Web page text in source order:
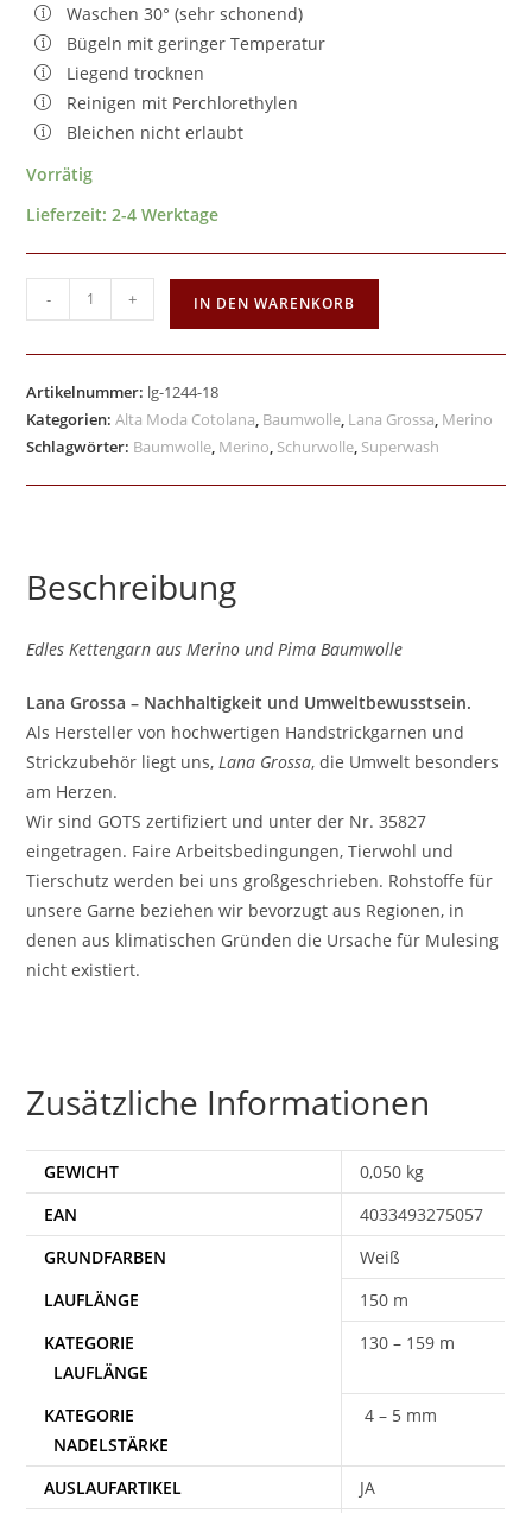
Waschen 30° (sehr schonend)
Bügeln mit geringer Temperatur
Liegend trocknen
Reinigen mit Perchlorethylen
Bleichen nicht erlaubt
Vorrätig
Lieferzeit:2-4 Werktage
- + IN DEN WARENKORB
Artikelnummer: lg-1244-18
Kategorien:Alta Moda Cotolana, Baumwolle, Lana Grossa, Merino
Schlagwörter: Baumwolle, Merino, Schurwolle, Superwash
Beschreibung
Edles Kettengarn aus Merino und Pima Baumwolle
Lana Grossa – Nachhaltigkeit und Umweltbewusstsein.
Als Hersteller von hochwertigen Handstrickgarnen und
Strickzubehör liegt uns,Lana Grossa, die Umwelt besonders
am Herzen.
Wir sind GOTS zertifiziert und unter der Nr. 35827
eingetragen. Faire Arbeitsbedingungen, Tierwohl und
Tierschutz werden bei uns großgeschrieben. Rohstoffe für
unsere Garne beziehen wir bevorzugt aus Regionen, in
denen aus klimatischen Gründen die Ursache für Mulesing
nicht existiert.
Zusätzliche Informationen
GEWICHT
0,050 kg
EAN
4033493275057
Weiß
150 m
130 – 159 m
4 – 5 mm
AUSLAUFARTIKEL JA